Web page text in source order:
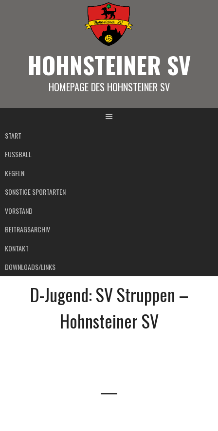
HOHNSTEINER SV
HOMEPAGE DES HOHNSTEINER SV
START
FUSSBALL
KEGELN
SONSTIGE SPORTARTEN
VORSTAND
BEITRAGSARCHIV
KONTAKT
DOWNLOADS/LINKS
D-Jugend: SV Struppen –
Hohnsteiner SV
—